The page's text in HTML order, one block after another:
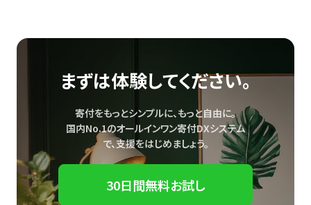
まずは体験してください。
寄付をもっとシンプルに、もっと自由に。
国内No.1のオールインワン寄付DXシステム
で、支援をはじめましょう。
30日間無料お試し